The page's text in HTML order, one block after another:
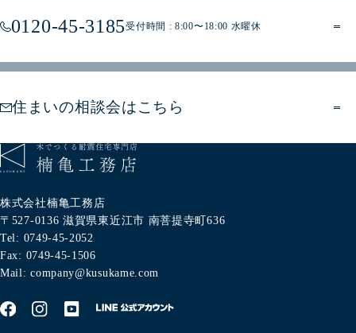
0120-45-3185受付時間 : 8:00〜18:00 水曜休
住まいの相談会はこちら
株式会社楠亀工務店
〒527-0136 滋賀県東近江市 南菩提寺町636
Tel: 0749-45-2052
Fax: 0749-45-1506
Mail: company@kusukame.com